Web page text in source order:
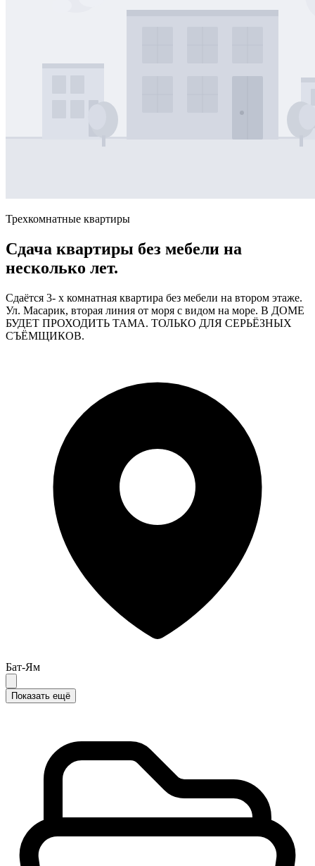
Трехкомнатные квартиры
Сдача квартиры без мебели на
несколько лет.
Сдаётся 3- х комнатная квартира без мебели на втором этаже.
Ул. Масарик, вторая линия от моря с видом на море. В ДОМЕ
БУДЕТ ПРОХОДИТЬ ТАМА. ТОЛЬКО ДЛЯ СЕРЬЁЗНЫХ
СЪЁМЩИКОВ.
Бат-Ям
Показать ещё